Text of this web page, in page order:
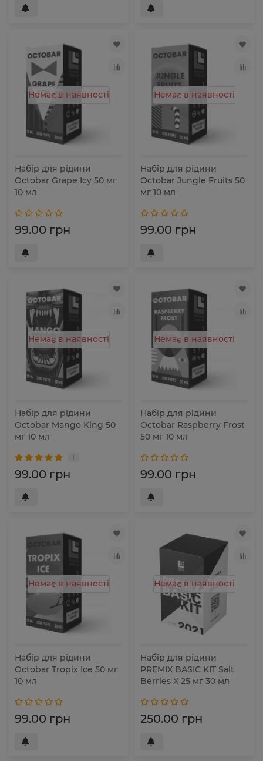
Немає в наявності
Набір для рідини
Octobar Grape Icy 50 мг
10 мл
99.00 грн
Немає в наявності
Набір для рідини
Octobar Jungle Fruits 50
мг 10 мл
99.00 грн
Немає в наявності
Набір для рідини
Octobar Mango King 50
мг 10 мл
1
99.00 грн
Немає в наявності
Набір для рідини
Octobar Raspberry Frost
50 мг 10 мл
99.00 грн
Немає в наявності
Набір для рідини
Octobar Tropix Ice 50 мг
10 мл
99.00 грн
Немає в наявності
Набір для рідини
PREMIX BASIC KIT Salt
Berries X 25 мг 30 мл
250.00 грн